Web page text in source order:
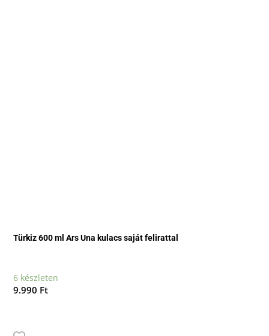
Türkiz 600 ml Ars Una kulacs saját felirattal
6 készleten
9.990 Ft